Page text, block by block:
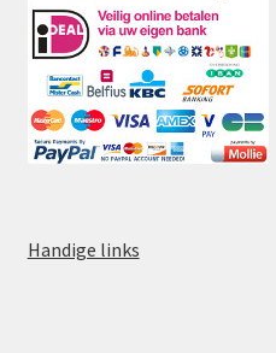
Handige links